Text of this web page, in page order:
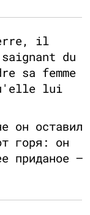
il
du
sa femme
lui
он оставил
горя: он
приданое —